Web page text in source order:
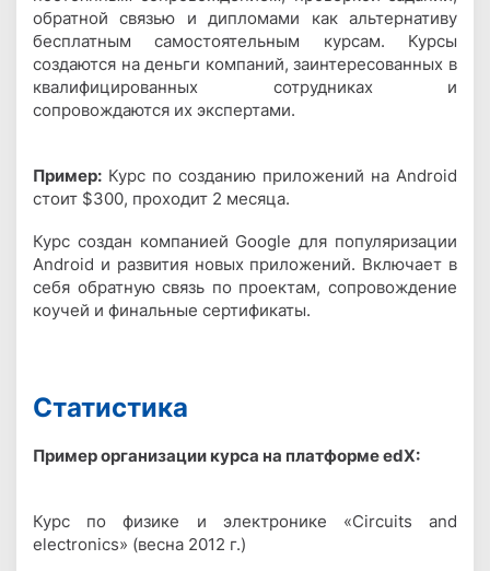
обратной связью и дипломами как альтернативу
бесплатным самостоятельным курсам. Курсы
создаются на деньги компаний, заинтересованных в
квалифицированных сотрудниках и
сопровождаются их экспертами.
Пример: Курс по созданию приложений на Android
стоит $300, проходит 2 месяца.
Курс создан компанией Google для популяризации
Android и развития новых приложений. Включает в
себя обратную связь по проектам, сопровождение
коучей и финальные сертификаты.
Статистика
Пример организации курса на платформе edX:
Курс по физике и электронике «Circuits and
electronics» (весна 2012 г.)